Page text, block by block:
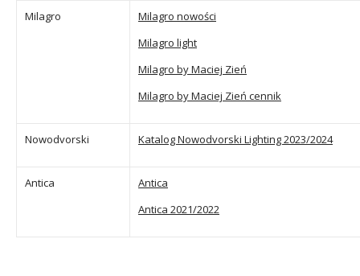
Milagro
Milagro nowości
Milagro light
Milagro by Maciej Zień
Milagro by Maciej Zień cennik
Nowodvorski Katalog Nowodvorski Lighting 2023/2024
Antica
Antica
Antica 2021/2022